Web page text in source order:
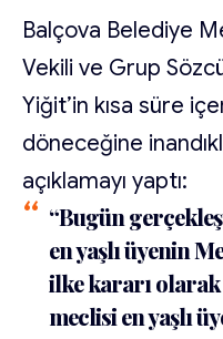
Balçova Belediye
Vekili ve Grup
Yiğit’in kısa süre
döneceğine
açıklamayı yaptı:
“Bugün
en yaşlı üyenin
ilke kararı
meclisi en yaşlı